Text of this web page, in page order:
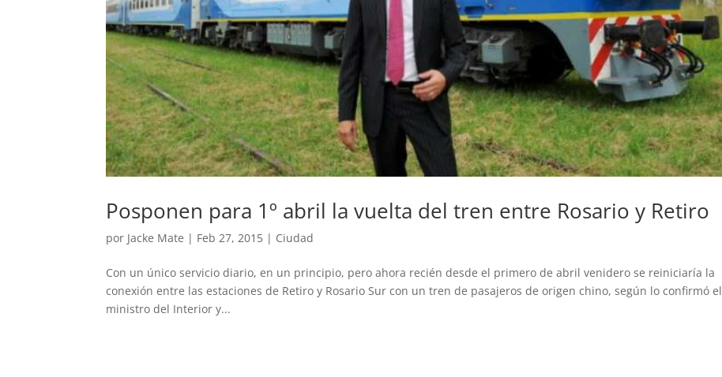
Posponen para 1º abril la vuelta del tren entre Rosario y Retiro
por Jacke Mate | Feb 27, 2015 | Ciudad
Con un único servicio diario, en un principio, pero ahora recién desde el primero de abril venidero se reiniciaría la
conexión entre las estaciones de Retiro y Rosario Sur con un tren de pasajeros de origen chino, según lo confirmó el
ministro del Interior y...